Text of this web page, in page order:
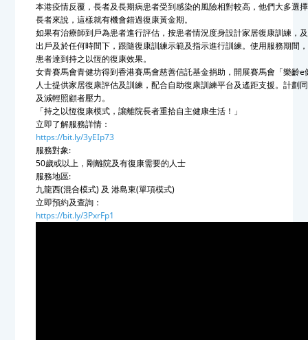
本港疫情反覆，長者及長期病患者受到感染的風險相對較高，他們大多選
長者來說，這樣就有機會錯過復康黃金期。
如果有治療師到戶為患者進行評估，按患者情況度身設計家居復康訓練，
出戶及於任何時間下，跟隨復康訓練示範及指示進行訓練。使用服務期間
患者達到持之以恆的復康效果。
女青賽馬會青健坊得到香港賽馬會慈善信託基金捐助，開展賽馬會「樂齡
人士提供家居復康評估及訓練，配合自助復康訓練平台及遙距支援。計劃
及減輕照顧者壓力。
「持之以恆復康模式，讓離院長者重拾自主健康生活！」
立即了解服務詳情：
https://bit.ly/3yEIp73
服務對象:
50歲或以上，剛離院及有復康需要的人士
服務地區:
九龍西(混合模式) 及 港島東(單項模式)
立即預約及查詢：
https://bit.ly/3PxrFp1